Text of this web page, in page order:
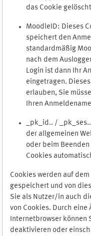
das Cookie
MoodleID: Dieses
speichert den
standardmäßig
nach dem
Login ist dann Ihr
eingetragen.
erlauben, Sie
Ihren
_pk_id.. /
der allgemeinen
oder beim
Cookies
Cookies werden auf
gespeichert und von
Sie als Nutzer/in auch
von Cookies. Durch eine
Internetbrowser können
deaktivieren oder